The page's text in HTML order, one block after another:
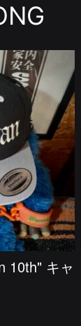
10th" キャ